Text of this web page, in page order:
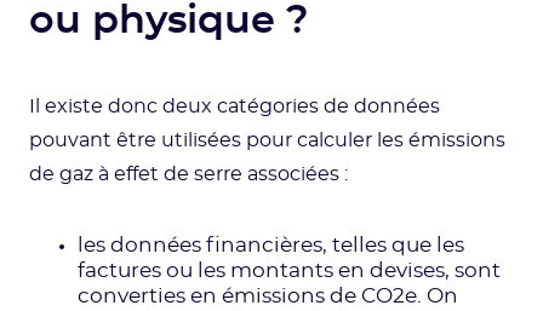
ou physique ?
Il existe donc deux catégories de données
pouvant être utilisées pour calculer les émissions
de gaz à effet de serre associées :
les données financières, telles que les
factures ou les montants en devises, sont
converties en émissions de CO2e. On